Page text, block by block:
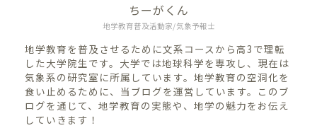
地学教育普及活動家/気象予報士
ちーがくん
地学教育を普及させるために文系コースから高3で理転
した大学院生です。大学では地球科学を専攻し、現在は
気象系の研究室に所属しています。地学教育の空洞化を
食い止めるために、当ブログを運営しています。このブ
ログを通じて、地学教育の実態や、地学の魅力をお伝え
していきます！